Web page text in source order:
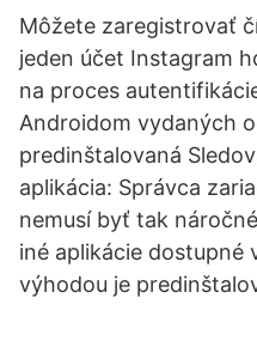
Môžete zaregistrovať
jeden účet Instagram
na proces
Androidom vydaných
predinštalovaná
aplikácia: Správca
nemusí byť tak
iné aplikácie dostupné
výhodou je